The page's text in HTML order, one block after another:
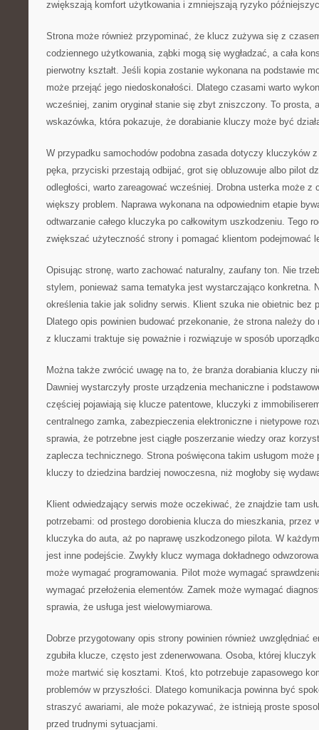
zwiększają komfort użytkowania i zmniejszają ryzyko
Strona może również przypominać, że klucz zużywa się z
codziennego użytkowania, ząbki mogą się wygładzać, a cała
pierwotny kształt. Jeśli kopia zostanie wykonana na podstawie
może przejąć jego niedoskonałości. Dlatego czasami warto
wcześniej, zanim oryginał stanie się zbyt zniszczony. To prosta,
wskazówka, która pokazuje, że dorabianie kluczy może być
W przypadku samochodów podobna zasada dotyczy kluczyków
pęka, przyciski przestają odbijać, grot się obluzowuje albo pilot
odległości, warto zareagować wcześniej. Drobna usterka może z
większy problem. Naprawa wykonana na odpowiednim etapie
odtwarzanie całego kluczyka po całkowitym uszkodzeniu. Tego
zwiększać użyteczność strony i pomagać klientom podejmować
Opisując stronę, warto zachować naturalny, zaufany ton. Nie
stylem, ponieważ sama tematyka jest wystarczająco konkretna.
określenia takie jak solidny serwis. Klient szuka nie obietnic bez
Dlatego opis powinien budować przekonanie, że strona należy
z kluczami traktuje się poważnie i rozwiązuje w sposób
Można także zwrócić uwagę na to, że branża dorabiania kluczy
Dawniej wystarczyły proste urządzenia mechaniczne i
częściej pojawiają się klucze patentowe, kluczyki z
centralnego zamka, zabezpieczenia elektroniczne i nietypowe
sprawia, że potrzebne jest ciągłe poszerzanie wiedzy oraz
zaplecza technicznego. Strona poświęcona takim usługom może
kluczy to dziedzina bardziej nowoczesna, niż mogłoby się
Klient odwiedzający serwis może oczekiwać, że znajdzie tam
potrzebami: od prostego dorobienia klucza do mieszkania, przez
kluczyka do auta, aż po naprawę uszkodzonego pilota. W
jest inne podejście. Zwykły klucz wymaga dokładnego
może wymagać programowania. Pilot może wymagać
wymagać przełożenia elementów. Zamek może wymagać
sprawia, że usługa jest wielowymiarowa.
Dobrze przygotowany opis strony powinien również uwzględniać
zgubiła klucze, często jest zdenerwowana. Osoba, której kluczyk
może martwić się kosztami. Ktoś, kto potrzebuje zapasowego
problemów w przyszłości. Dlatego komunikacja powinna być
straszyć awariami, ale może pokazywać, że istnieją proste
przed trudnymi sytuacjami.